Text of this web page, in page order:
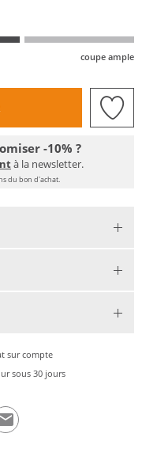
coupe ample
-10% ?
à la newsletter.
du bon d'achat.
sur compte
sous 30 jours